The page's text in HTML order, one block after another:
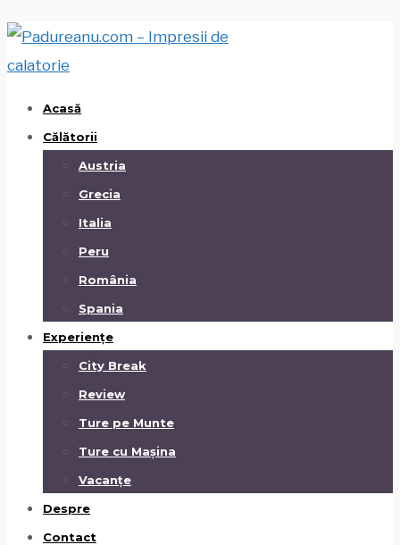
Acasă
Călătorii
Austria
Grecia
Italia
Peru
România
Spania
Experiențe
City Break
Review
Ture pe Munte
Ture cu Mașina
Vacanțe
Despre
Contact